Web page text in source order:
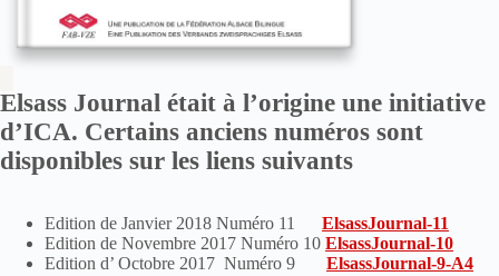
Elsass Journal était à l’origine une initiative
d’ICA. Certains anciens numéros sont
disponibles sur les liens suivants
Edition de Janvier 2018 Numéro 11
ElsassJournal-11
Edition de Novembre 2017 Numéro 10 ElsassJournal-10
Edition d’ Octobre 2017 Numéro 9 ElsassJournal-9-A4